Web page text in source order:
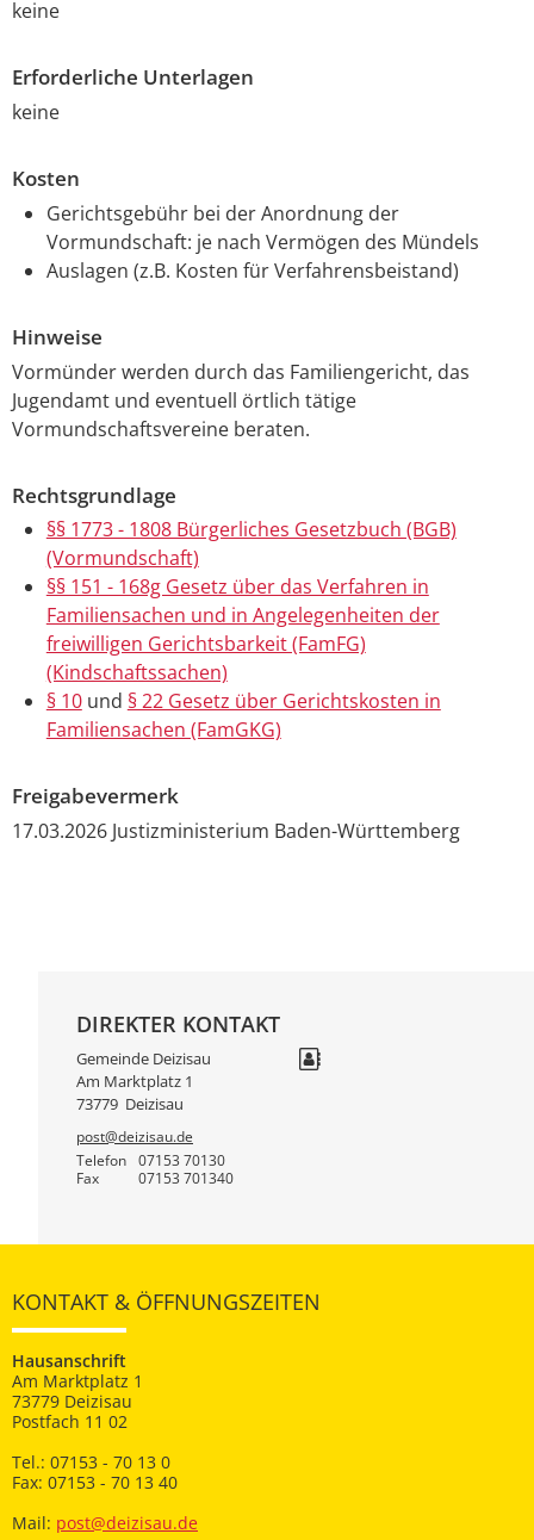
keine
Erforderliche Unterlagen
keine
Kosten
Gerichtsgebühr bei der Anordnung der
Vormundschaft: je nach Vermögen des Mündels
Auslagen (z.B. Kosten für Verfahrensbeistand)
Hinweise
Vormünder werden durch das Familiengericht, das
Jugendamt und eventuell örtlich tätige
Vormundschaftsvereine beraten.
Rechtsgrundlage
§§ 1773 - 1808 Bürgerliches Gesetzbuch (BGB)
(Vormundschaft)
§§ 151 - 168g Gesetz über das Verfahren in
Familiensachen und in Angelegenheiten der
freiwilligen Gerichtsbarkeit (FamFG)
(Kindschaftssachen)
§ 10und § 22 Gesetz über Gerichtskosten in
Familiensachen (FamGKG)
Freigabevermerk
17.03.2026 Justizministerium Baden-Württemberg
DIREKTER KONTAKT
Gemeinde Deizisau
Am Marktplatz 1
73779 Deizisau
post@deizisau.de
Telefon
07153 70130
Fax 07153 701340
KONTAKT & ÖFFNUNGSZEITEN
Hausanschrift
Am Marktplatz 1
73779 Deizisau
Postfach 11 02
Tel.: 07153 - 70 13 0
Fax: 07153 - 70 13 40
Mail: post@deizisau.de